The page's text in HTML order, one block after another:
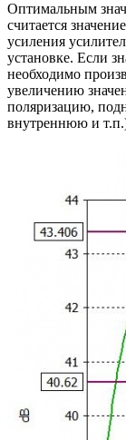
Оптимальным
считается
усиления
установке. Если
необходимо
увеличению
поляризацию,
внутреннюю и